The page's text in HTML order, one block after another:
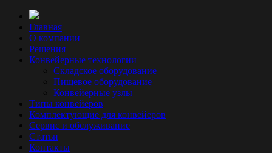
Главная
О компании
Решения
Конвейерные технологии
Складское оборудование
Пищевое оборудование
Конвейерные узлы
Типы конвейеров
Комплектующие для конвейеров
Сервис и обслуживание
Статьи
Контакты